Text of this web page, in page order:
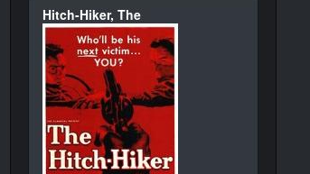
Hitch-Hiker, The